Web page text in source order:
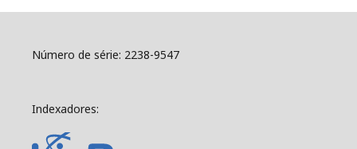
Número de série: 2238-9547
Indexadores: